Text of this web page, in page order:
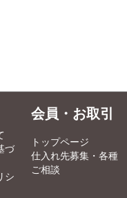
づ
シ
会員・お取引
トップページ
仕入れ先募集・各種
ご相談